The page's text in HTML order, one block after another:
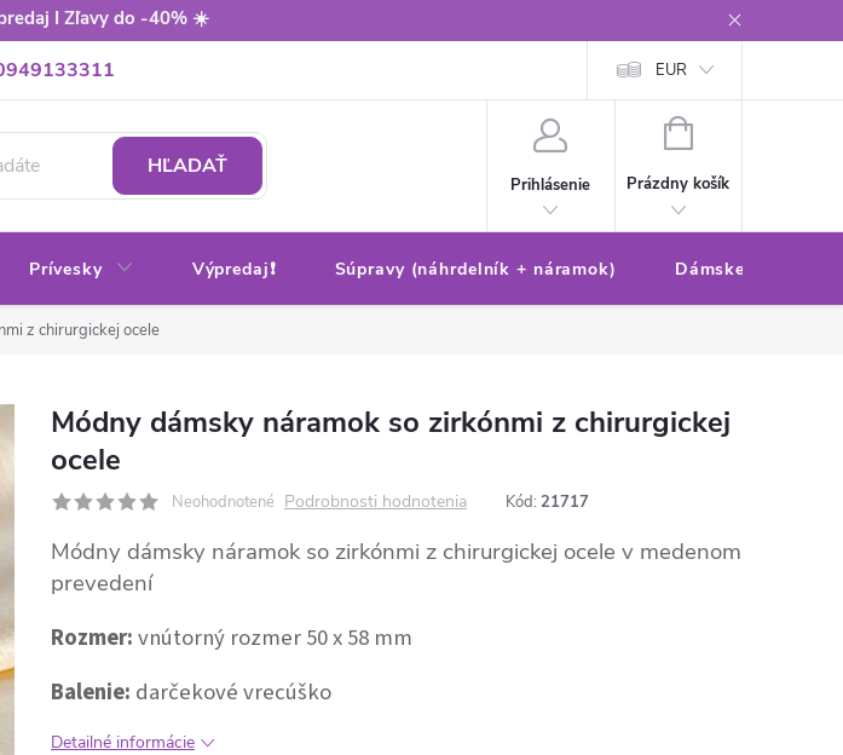
I Zľavy do -40% ☀️
Ochrana osobných údajov
EUR
HĽADAŤ
Prihlásenie
NÁKUPNÝ
Prázdny košík
Prívesky Výpredaj❗ Súpravy (náhrdelník + náramok) Dámske sety
z chirurgickej ocele
Módny dámsky náramok so zirkónmi z chirurgickej
ocele
Neohodnotené Podrobnosti hodnotenia Kód: 21717
Módny dámsky náramok so zirkónmi z chirurgickej ocele v medenom
prevedení
Rozmer:vnútorný rozmer 50 x 58 mm
Balenie: darčekové vrecúško
Detailné informácie